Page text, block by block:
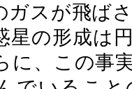
ガスが飛ば
星の形成は
に、この事